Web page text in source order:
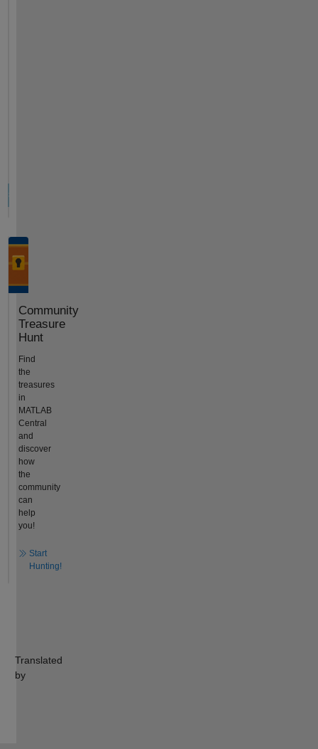
Community
Treasure
Hunt
Find
the
treasures
in
MATLAB
Central
and
discover
how
the
community
can
help
you!
Start
Hunting!
Translated
by